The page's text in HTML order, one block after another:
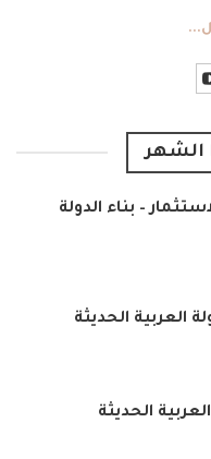
الشهر
– بناء الدولة
العربية الحديثة
الحديثة